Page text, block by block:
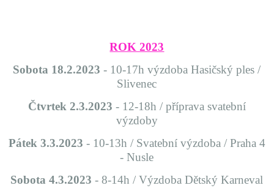
ROK 2023
Sobota 18.2.2023 - 10-17h výzdoba Hasičský ples /
Slivenec
Čtvrtek 2.3.2023 - 12-18h / příprava svatební
výzdoby
Pátek 3.3.2023 - 10-13h / Svatební výzdoba / Praha 4
- Nusle
Sobota 4.3.2023 - 8-14h / Výzdoba Dětský Karneval